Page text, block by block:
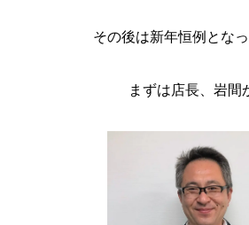
その後は新年恒例となっ
まずは店長、岩間